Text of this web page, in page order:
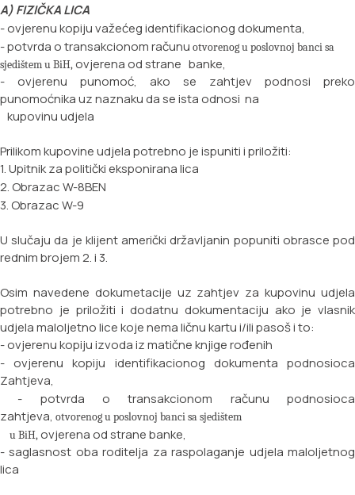
A) FIZIČKA LICA
- ovjerenu kopiju važećeg identifikacionog dokumenta,
- potvrda o transakcionom računu otvorenog u poslovnoj banci sa
sjedištem u BiH, ovjerena od strane banke,
- ovjerenu punomoć, ako se zahtjev podnosi preko
punomoćnika uz naznaku da se ista odnosi na
kupovinu udjela
Prilikom kupovine udjela potrebno je ispuniti i priložiti:
1. Upitnik za politički eksponirana lica
2. Obrazac W-8BEN
3. Obrazac W-9
U slučaju da je klijent američki državljanin popuniti obrasce pod
rednim brojem 2. i 3.
Osim navedene dokumetacije uz zahtjev za kupovinu udjela
potrebno je priložiti i dodatnu dokumentaciju ako je vlasnik
udjela maloljetno lice koje nema ličnu kartu i/ili pasoš i to:
- ovjerenu kopiju izvoda iz matične knjige rođenih
- ovjerenu kopiju identifikacionog dokumenta podnosioca
Zahtjeva,
- potvrda o transakcionom računu podnosioca
zahtjeva, otvorenog u poslovnoj banci sa sjedištem
u BiH, ovjerena od strane banke,
- saglasnost oba roditelja za raspolaganje udjela maloljetnog
lica